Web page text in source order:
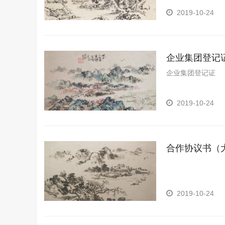
2019-10-24
企业集团登记
企业集团登记证
2019-10-24
合作协议书（
2019-10-24